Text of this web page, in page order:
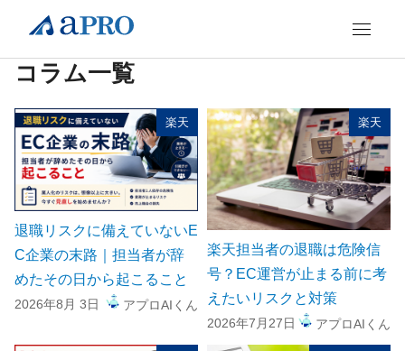
コラム一覧
楽天
退職リスクに備えていないE
C企業の末路｜担当者が辞
めたその日から起こること
2026年8月 3日 アプロAIくん
楽天
楽天担当者の退職は危険信
号？EC運営が止まる前に考
えたいリスクと対策
2026年7月27日 アプロAIくん